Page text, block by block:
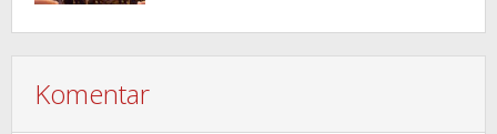
Komentar